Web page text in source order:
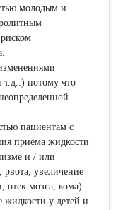
молодым и
т.д..) потому что
пациентам с
приема жидкости
и / или
увеличение
отек мозга, кома).
жидкости у детей и